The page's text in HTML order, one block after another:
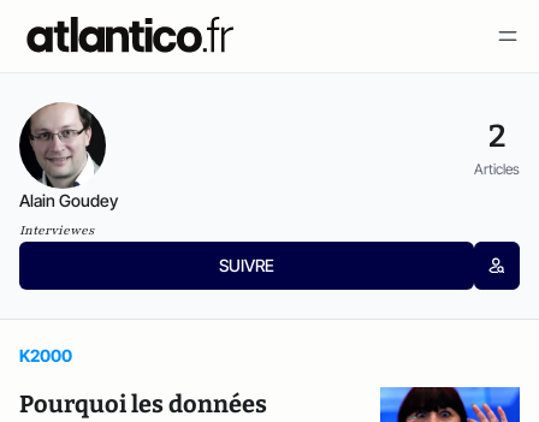
2
Articles
Alain Goudey
Interviewes
SUIVRE
K2000
Pourquoi les données